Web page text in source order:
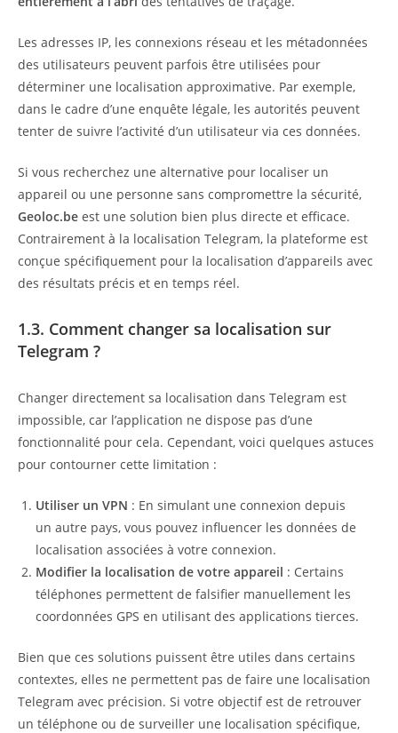
Les adresses IP, les connexions réseau et les métadonnées
des utilisateurs peuvent parfois être utilisées pour
déterminer une localisation approximative. Par exemple,
dans le cadre d’une enquête légale, les autorités peuvent
tenter de suivre l’activité d’un utilisateur via ces données.
Si vous recherchez une alternative pour localiser un
appareil ou une personne sans compromettre la sécurité,
Geoloc.be est une solution bien plus directe et efficace.
Contrairement à la localisation Telegram, la plateforme est
conçue spécifiquement pour la localisation d’appareils avec
des résultats précis et en temps réel.
1.3. Comment changer sa localisation sur
Telegram ?
Changer directement sa localisation dans Telegram est
impossible, car l’application ne dispose pas d’une
fonctionnalité pour cela. Cependant, voici quelques astuces
pour contourner cette limitation :
Utiliser un VPN : En simulant une connexion depuis
un autre pays, vous pouvez influencer les données de
localisation associées à votre connexion.
Modifier la localisation de votre appareil : Certains
téléphones permettent de falsifier manuellement les
coordonnées GPS en utilisant des applications tierces.
Bien que ces solutions puissent être utiles dans certains
contextes, elles ne permettent pas de faire une localisation
Telegram avec précision. Si votre objectif est de retrouver
un téléphone ou de surveiller une localisation spécifique,